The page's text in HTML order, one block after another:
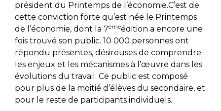
président du Printemps de l’économie.C’est de
cette conviction forte qu’est née le Printemps
de l’économie, dont la 7èmeédition a encore une
fois trouvé son public. 10 000 personnes ont
répondu présentes, désireuses de comprendre
les enjeux et les mécanismes à l’œuvre dans les
évolutions du travail. Ce public est composé
pour plus de la moitié d’élèves du secondaire, et
pour le reste de participants individuels.